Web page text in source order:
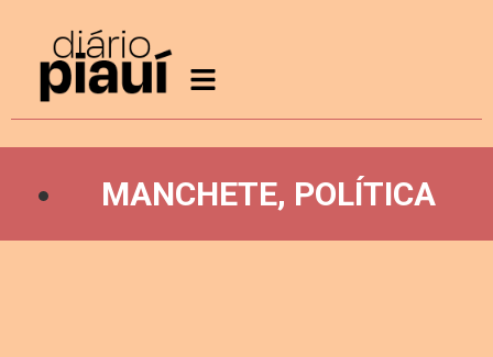
MANCHETE, POLÍTICA